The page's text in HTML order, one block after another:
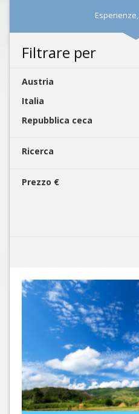
Esperienze,
Filtrare per
Austria
Italia
Repubblica ceca
Ricerca
Prezzo €